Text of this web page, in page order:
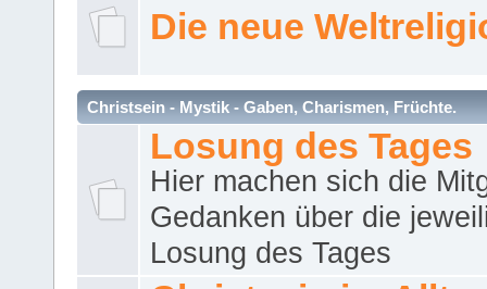
Die neue
Christsein - Mystik - Gaben, Charismen, Früchte.
Losung des Tages
Hier machen sich die
Gedanken über die
Losung des Tages